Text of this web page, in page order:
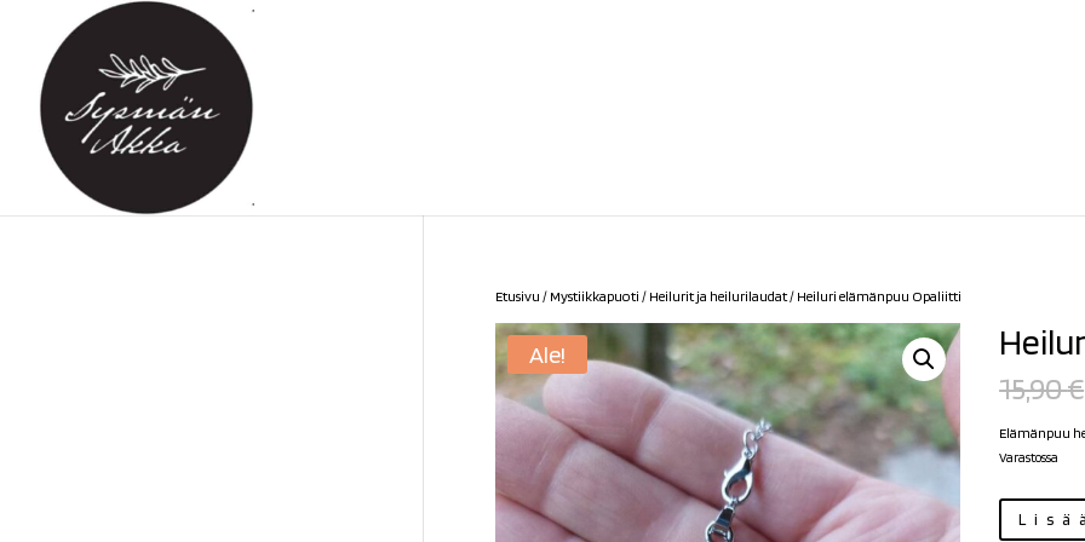
Etusivu / Mystiikkapuoti / Heilurit ja heilurilaudat/ Heiluri elämänpuu Opaliitti
Ale!
15,90€
Elämänpuu
Varastossa
elämänpuu